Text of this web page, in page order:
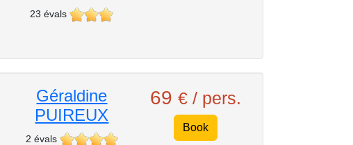
23 évals
Géraldine
PUIREUX
2 évals
69€ / pers.
Book